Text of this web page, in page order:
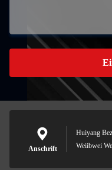
Anschrift
Huiyang
Weiibwei